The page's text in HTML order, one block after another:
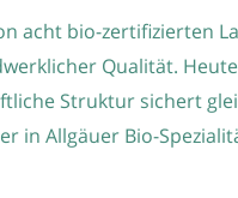
acht bio-zertifizierten
Qualität.
Struktur sichert
Allgäuer Bio-